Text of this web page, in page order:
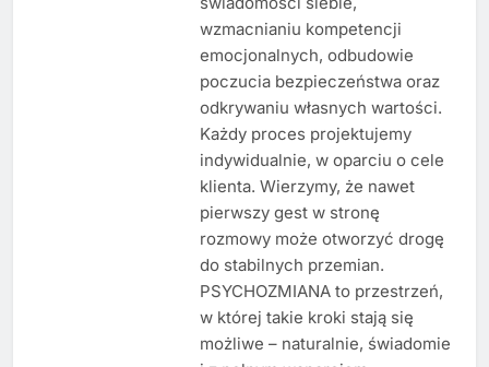
wzmacnianiu kompetencji
emocjonalnych, odbudowie
poczucia bezpieczeństwa oraz
odkrywaniu własnych wartości.
Każdy proces projektujemy
indywidualnie, w oparciu o cele
klienta. Wierzymy, że nawet
pierwszy gest w stronę
rozmowy może otworzyć drogę
do stabilnych przemian.
PSYCHOZMIANA to przestrzeń,
w której takie kroki stają się
możliwe – naturalnie, świadomie